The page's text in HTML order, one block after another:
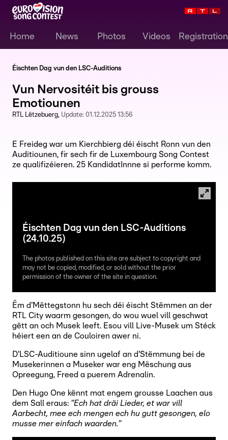
Home News Photos Videos Registration
Éischten Dag vun den LSC-Auditions
Vun Nervositéit bis grouss
Emotiounen
RTL Lëtzebuerg Update: 01.12.2025 13:56
E Freideg war um Kierchbierg déi éischt Ronn vun den
Auditiounen, fir sech fir de Luxembourg Song Contest
ze qualifizéieren. 25 KandidatInnne si performe komm.
Éischten Dag vun den LSC-Auditions
(24.10.25)
The photos published on this site are subject to copyright and
may not be copied, modified, or sold without the prior
permission of the owner of the site in question.
Ëm d'Mëttegstonn hu sech déi éischt Stëmmen an der
RTL City waarm gesongen, do wou wuel vill geschwat
gëtt an och Musek leeft. Esou vill Live-Musek um Stéck
héiert een an de Couloiren awer ni.
D'LSC-Auditioune sinn ugelaf an d'Stëmmung bei de
Musekerinnen a Museker war eng Mëschung aus
Opreegung, Freed a puerem Adrenalin.
Den Hugo One kënnt mat engem grousse Laachen aus
dem Sall eraus: "Ech hat dräi Lieder, et war vill
Aarbecht, mee ech mengen ech hu gutt gesongen, elo
musse mer einfach waarden."